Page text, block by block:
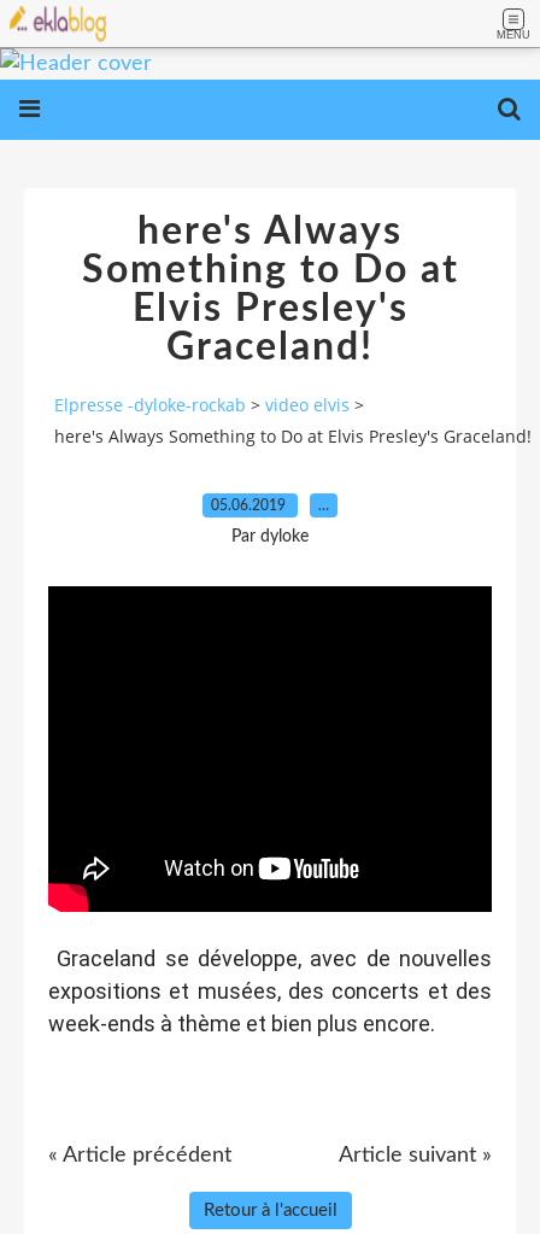
MENU
here's Always
Something to Do at
Elvis Presley's
Graceland!
Elpresse -dyloke-rockab > video elvis >
here's Always Something to Do at Elvis Presley's Graceland!
05.06.2019 …
Par dyloke
Graceland se développe, avec de nouvelles
expositions et musées, des concerts et des
week-ends à thème et bien plus encore.
« Article précédent Article suivant »
Retour à l'accueil